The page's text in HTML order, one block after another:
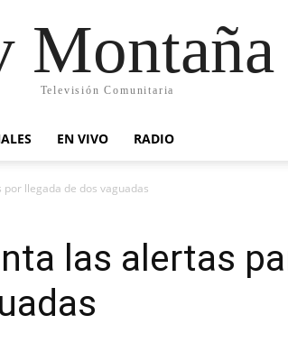
Montaña
Televisión Comunitaria
EN VIVO RADIO
por llegada de dos vaguadas
las alertas